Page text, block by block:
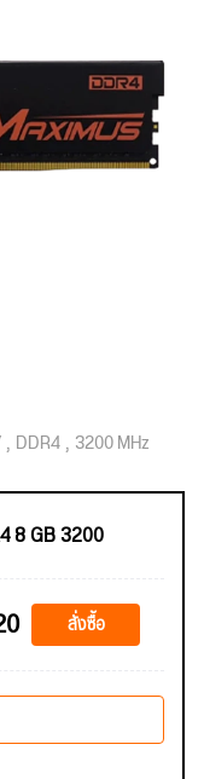
DDR4 3200 MHz
8 GB 3200
สั่งซื้อ